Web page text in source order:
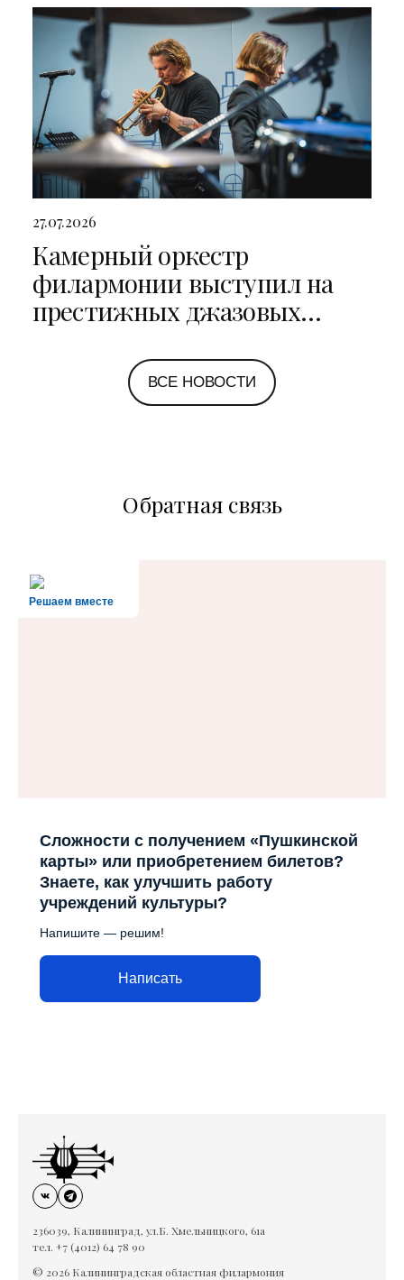
27.07.2026
Камерный оркестр
филармонии выступил на
престижных джазовых
Петербурге и Ярославле
ВСЕ НОВОСТИ
Обратная связь
Решаем вместе
Сложности с получением «Пушкинской
карты» или приобретением билетов?
Знаете, как улучшить работу
учреждений культуры?
Напишите — решим!
Написать
236039, Калининград, ул.Б. Хмельницкого, 61а
тел. +7 (4012) 64 78 90
© 2026 Калининградская областная филармония